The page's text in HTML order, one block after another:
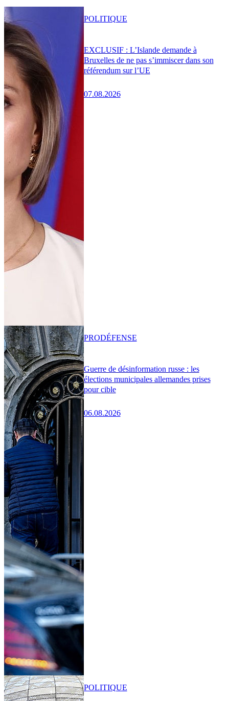
EXCLUSIF : L’Islande demande à
Bruxelles de ne pas s’immiscer dans son
référendum sur l’UE
07.08.2026
POLITIQUE
Guerre de désinformation russe : les
élections municipales allemandes prises
pour cible
06.08.2026
PRODÉFENSE
POLITIQUE